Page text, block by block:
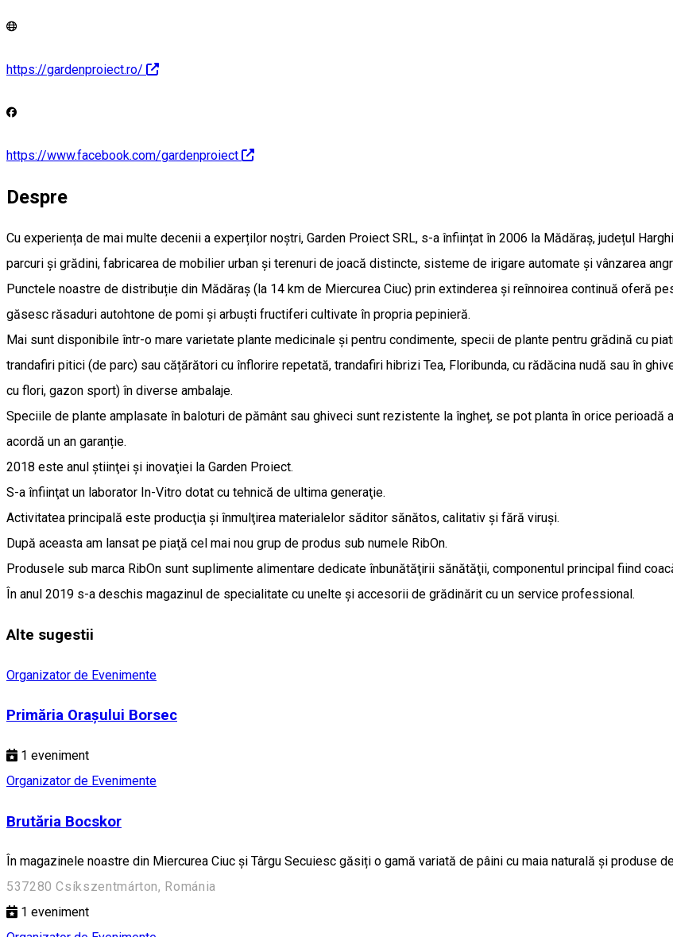
https://gardenproiect.ro/
https://www.facebook.com/gardenproiect
Despre
Cu experiența de mai multe decenii a experților noștri, Garden Proiect SRL, s-a înființat în 2006 la Mădăraș, județul
parcuri și grădini, fabricarea de mobilier urban și terenuri de joacă distincte, sisteme de irigare automate și vânzarea
Punctele noastre de distribuție din Mădăraș (la 14 km de Miercurea Ciuc) prin extinderea și reînnoirea continuă oferă
găsesc răsaduri autohtone de pomi și arbuști fructiferi cultivate în propria pepinieră.
Mai sunt disponibile într-o mare varietate plante medicinale și pentru condimente, specii de plante pentru grădină cu
trandafiri pitici (de parc) sau cățărători cu înflorire repetată, trandafiri hibrizi Tea, Floribunda, cu rădăcina nudă sau în
cu flori, gazon sport) în diverse ambalaje.
Speciile de plante amplasate în baloturi de pământ sau ghiveci sunt rezistente la îngheț, se pot planta în orice perioadă
acordă un an garanție.
2018 este anul ştiinţei şi inovaţiei la Garden Proiect.
S-a înfiinţat un laborator In-Vitro dotat cu tehnică de ultima generaţie.
Activitatea principală este producţia şi înmulţirea materialelor săditor sănătos, calitativ şi fără viruşi.
După aceasta am lansat pe piaţă cel mai nou grup de produs sub numele RibOn.
Produsele sub marca RibOn sunt suplimente alimentare dedicate înbunătăţirii sănătăţii, componentul principal fiind
În anul 2019 s-a deschis magazinul de specialitate cu unelte şi accesorii de grădinărit cu un service professional.
Alte sugestii
Organizator de Evenimente
Primăria Orașului Borsec
1 eveniment
Organizator de Evenimente
Brutăria Bocskor
În magazinele noastre din Miercurea Ciuc și Târgu Secuiesc găsiți o gamă variată de pâini cu maia naturală și produse
537280 Csíkszentmárton, Románia
1 eveniment